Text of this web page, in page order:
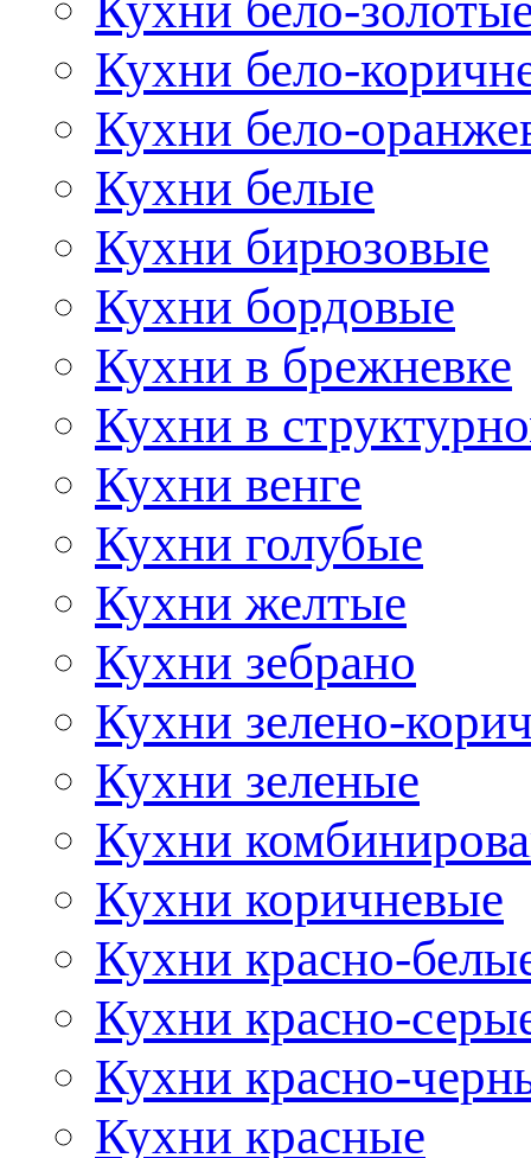
Кухни бело-
Кухни бело-
Кухни белые
Кухни бирюзовые
Кухни бордовые
Кухни в брежневке
Кухни в
Кухни венге
Кухни голубые
Кухни желтые
Кухни зебрано
Кухни зелено-
Кухни зеленые
Кухни
Кухни коричневые
Кухни красно-
Кухни красно-
Кухни красно-
Кухни красные